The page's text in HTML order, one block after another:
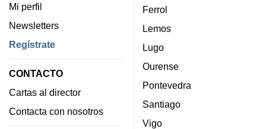
Mi perfil
Newsletters
Regístrate
CONTACTO
Cartas al director
Contacta con nosotros
Ferrol
Lemos
Lugo
Ourense
Pontevedra
Santiago
Vigo